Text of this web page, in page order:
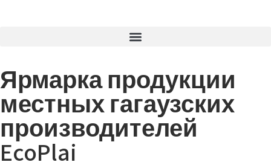
Ярмарка продукции
местных гагаузских
производителей
EcoPlai